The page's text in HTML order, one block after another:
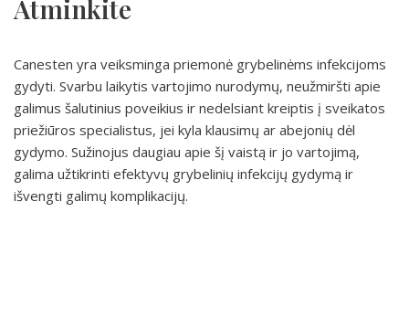
Atminkite
Canesten yra veiksminga priemonė grybelinėms infekcijoms
gydyti. Svarbu laikytis vartojimo nurodymų, neužmiršti apie
galimus šalutinius poveikius ir nedelsiant kreiptis į sveikatos
priežiūros specialistus, jei kyla klausimų ar abejonių dėl
gydymo. Sužinojus daugiau apie šį vaistą ir jo vartojimą,
galima užtikrinti efektyvų grybelinių infekcijų gydymą ir
išvengti galimų komplikacijų.